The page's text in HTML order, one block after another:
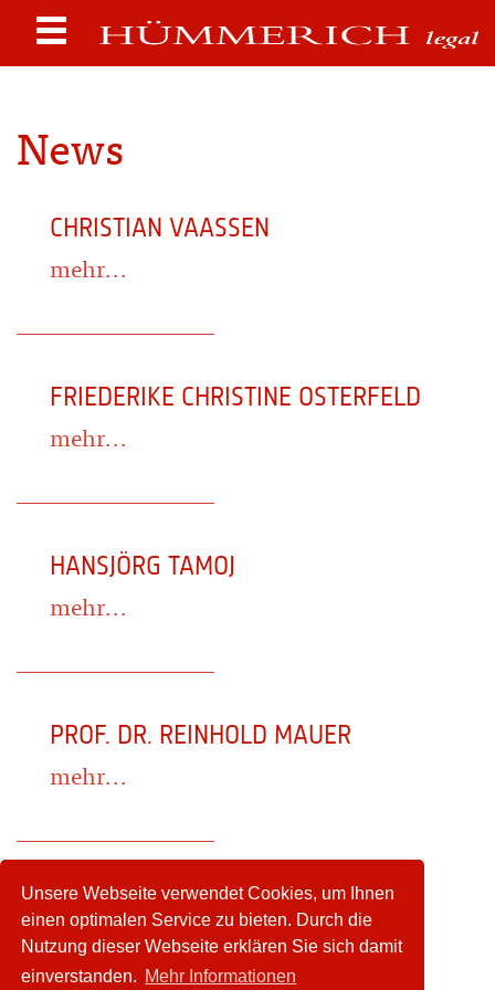
Unsere Webseite verwendet Cookies, um Ihnen
einen optimalen Service zu bieten. Durch die
Nutzung dieser Webseite erklären Sie sich damit
einverstanden. Mehr Informationen
News
CHRISTIAN VAASSEN
mehr...
FRIEDERIKE CHRISTINE OSTERFELD
mehr...
HANSJÖRG TAMOJ
mehr...
PROF. DR. REINHOLD MAUER
mehr...
WIEBKE JENNIFER POSMANN
mehr...